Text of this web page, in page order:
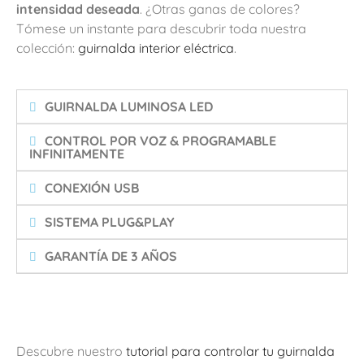
intensidad deseada. ¿Otras ganas de colores?
Tómese un instante para descubrir toda nuestra
colección: guirnalda interior eléctrica.
GUIRNALDA LUMINOSA LED
CONTROL POR VOZ & PROGRAMABLE
INFINITAMENTE
CONEXIÓN USB
SISTEMA PLUG&PLAY
GARANTÍA DE 3 AÑOS
Descubre nuestro tutorial para controlar tu guirnalda